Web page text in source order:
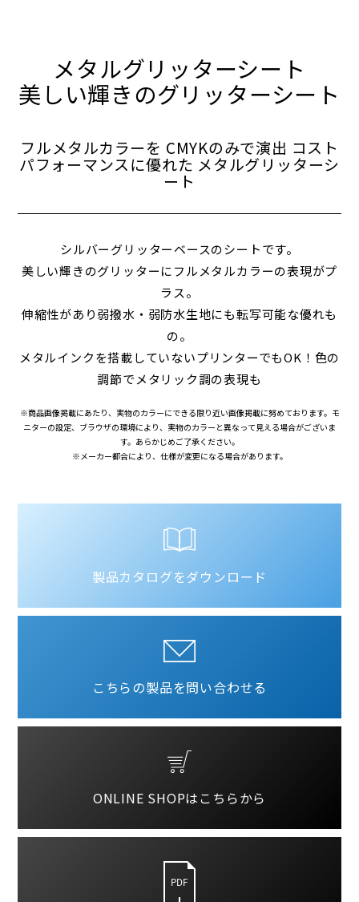
メタルグリッターシート
美しい輝きのグリッターシート
フルメタルカラーを CMYKのみで演出 コスト
パフォーマンスに優れた メタルグリッターシ
ート
シルバーグリッターベースのシートです。
美しい輝きのグリッターにフルメタルカラーの表現がプ
ラス。
伸縮性があり弱撥水・弱防水生地にも転写可能な優れも
の。
メタルインクを搭載していないプリンターでもOK！色の
調節でメタリック調の表現も
※商品画像掲載にあたり、実物のカラーにできる限り近い画像掲載に努めております。モ
ニターの設定、ブラウザの環境により、実物のカラーと異なって見える場合がございま
す。あらかじめご了承ください。
※メーカー都合により、仕様が変更になる場合があります。
製品カタログをダウンロード
こちらの製品を問い合わせる
ONLINE SHOPはこちらから